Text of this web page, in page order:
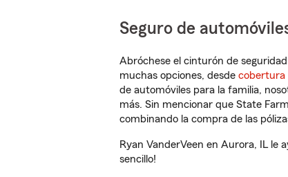
Seguro de
Abróchese el cinturón de
muchas opciones, desde cobertura
de automóviles para la familia,
más. Sin mencionar que State
combinando la compra de las
Ryan VanderVeen en Aurora, IL le
sencillo!